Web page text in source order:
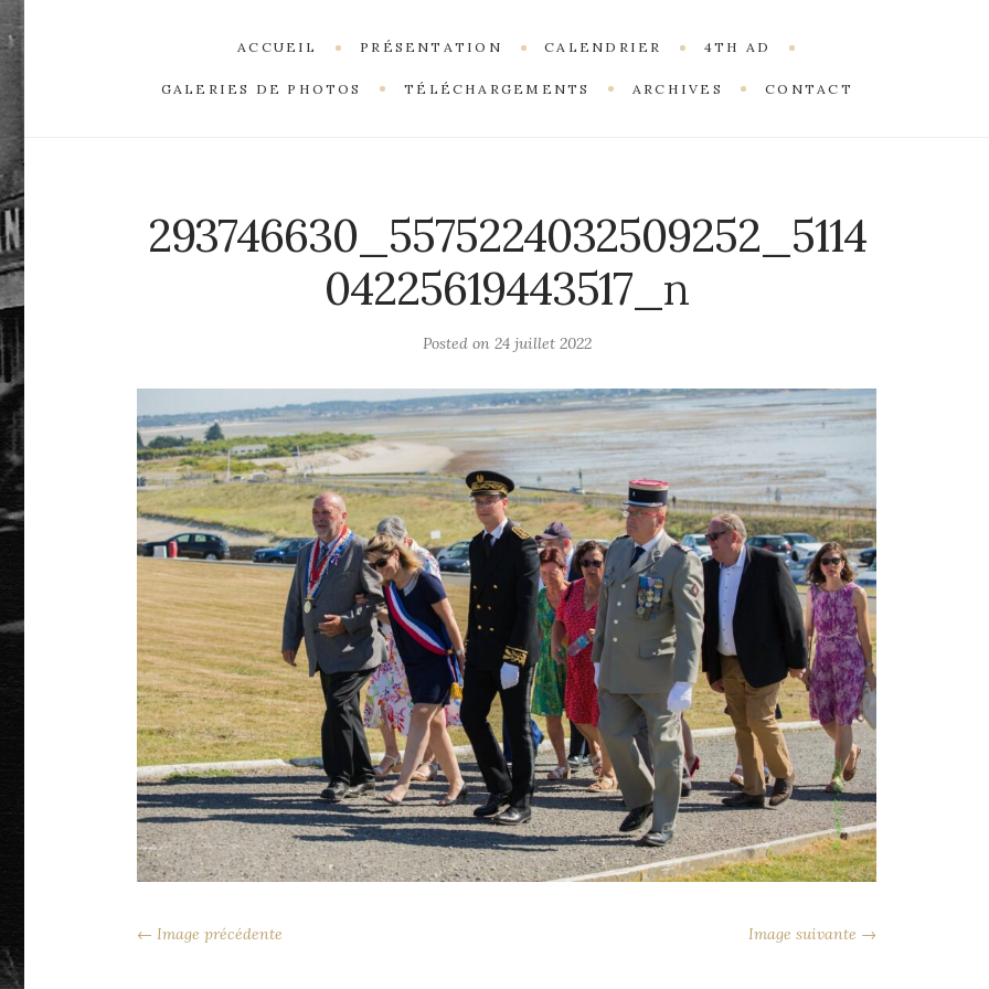
ACCUEIL PRÉSENTATION CALENDRIER 4TH AD
GALERIES DE PHOTOS TÉLÉCHARGEMENTS ARCHIVES CONTACT
293746630_5575224032509252_5114
04225619443517_n
Posted on 24 juillet 2022
← Image précédente Image suivante →